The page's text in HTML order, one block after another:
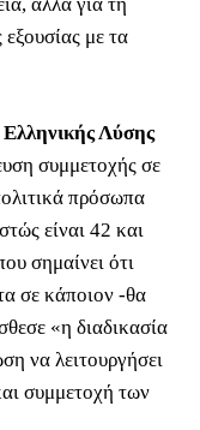
εξουσίας με τα
Ελληνικής Λύσης
συμμετοχής σε
πρόσωπα
είναι 42 και
σημαίνει ότι
σε κάποιον -θα
«η διαδικασία
να λειτουργήσει
συμμετοχή των